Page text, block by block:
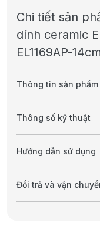
Chi tiết sản
dính ceramic
EL1169AP-
Thông tin sản phẩm
Thông số kỹ thuật
Hướng dẫn sử dụng
Đổi trả và vận